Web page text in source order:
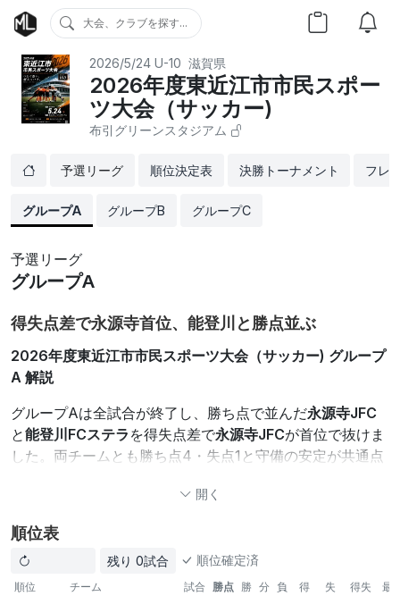
大会、クラブを探す...
2026/5/24 U-10 滋賀県
2026年度東近江市市民スポー
ツ大会（サッカー)
布引グリーンスタジアム
予選リーグ 順位決定表 決勝トーナメント フレ
グループA グループB グループC
予選リーグ
グループA
得失点差で永源寺首位、能登川と勝点並ぶ
2026年度東近江市市民スポーツ大会（サッカー) グループ
A 解説
グループAは全試合が終了し、勝ち点で並んだ永源寺JFC
と能登川FCステラ を得失点差で永源寺JFCが首位で抜けま
した。両チームとも勝ち点4・失点1と守備の安定が共通点
撃力が決め手になりました。一方の
市北・愛東に8-0と大勝しており、得点力は高いものの得
失点差で一歩及ばず。注目すべきは大会を通じて得点が前
半に集中し、いずれの試合も後半は無得点だった点で、後
半の戦術調整や体力管理が今後のトーナメントではカギを
開く
順位表
残り 0試合 順位確定済
順位 チーム 試合 勝点 勝 分 負 得 失 得失 最